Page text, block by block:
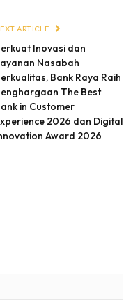
ARTICLE
Inovasi dan
Nasabah
Bank Raya Raih
The Best
in Customer
2026 dan Digital
Award 2026